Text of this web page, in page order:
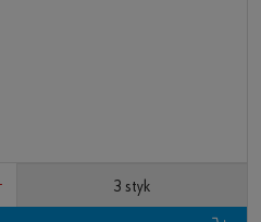
3 styk